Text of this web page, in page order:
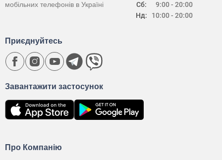
Сб:
Нд:
9:00 - 20:00
10:00 - 20:00
мобільних телефонів в Україні
Про Компанію
Завантажити застосунок
Приєднуйтесь